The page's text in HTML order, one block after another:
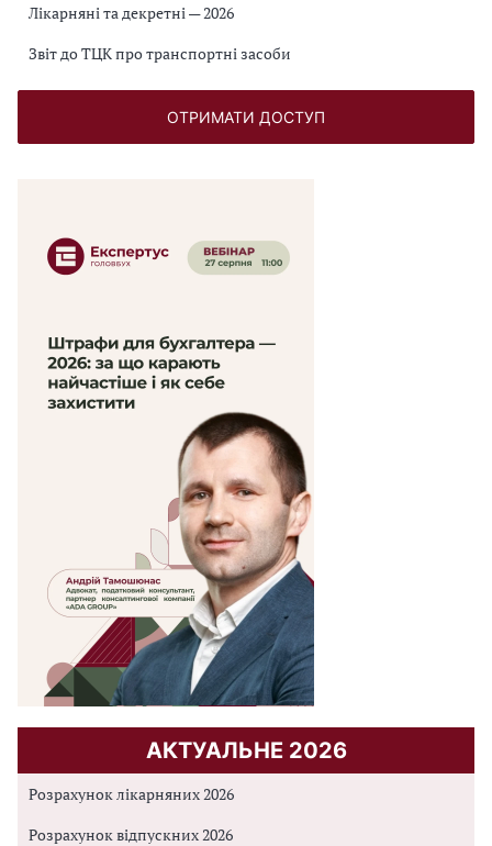
Лікарняні та декретні — 2026
Звіт до ТЦК про транспортні засоби
ОТРИМАТИ ДОСТУП
АКТУАЛЬНЕ 2026
Розрахунок лікарняних 2026
Розрахунок відпускних 2026